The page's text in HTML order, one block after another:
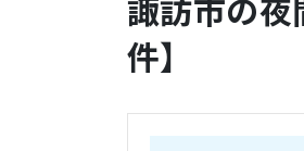
諏訪市の夜
件】